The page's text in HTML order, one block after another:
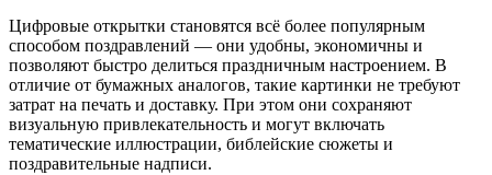
Цифровые открытки становятся всё более популярным
способом поздравлений — они удобны, экономичны и
позволяют быстро делиться праздничным настроением. В
отличие от бумажных аналогов, такие картинки не требуют
затрат на печать и доставку. При этом они сохраняют
визуальную привлекательность и могут включать
тематические иллюстрации, библейские сюжеты и
поздравительные надписи.